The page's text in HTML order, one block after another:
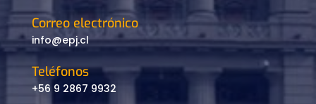
Correo electrónico
info@epj.cl
Teléfonos
+56 9 2867 9932